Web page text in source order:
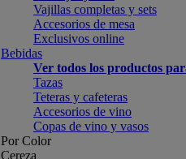
Vajillas completas y sets
Accesorios de mesa
Exclusivos online
Bebidas
Ver todos los productos
Tazas
Teteras y cafeteras
Accesorios de vino
Copas de vino y vasos
Por Color
Cereza